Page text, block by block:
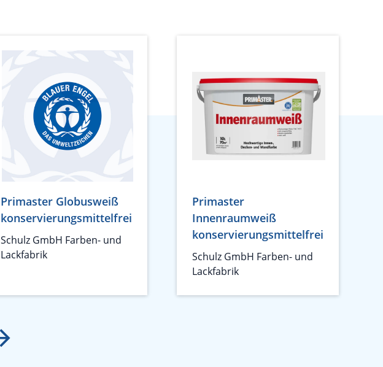
Primaster Globusweiß
konservierungsmittelfrei
Schulz GmbH Farben- und
Lackfabrik
Primaster
Innenraumweiß
konservierungsmittelfrei
Schulz GmbH Farben- und
Lackfabrik